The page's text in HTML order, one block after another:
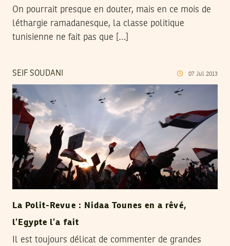
On pourrait presque en douter, mais en ce mois de
léthargie ramadanesque, la classe politique
tunisienne ne fait pas que […]
SEIF SOUDANI 07 Jul 2013
La Polit-Revue : Nidaa Tounes en a rêvé,
l’Egypte l’a fait
Il est toujours délicat de commenter de grandes